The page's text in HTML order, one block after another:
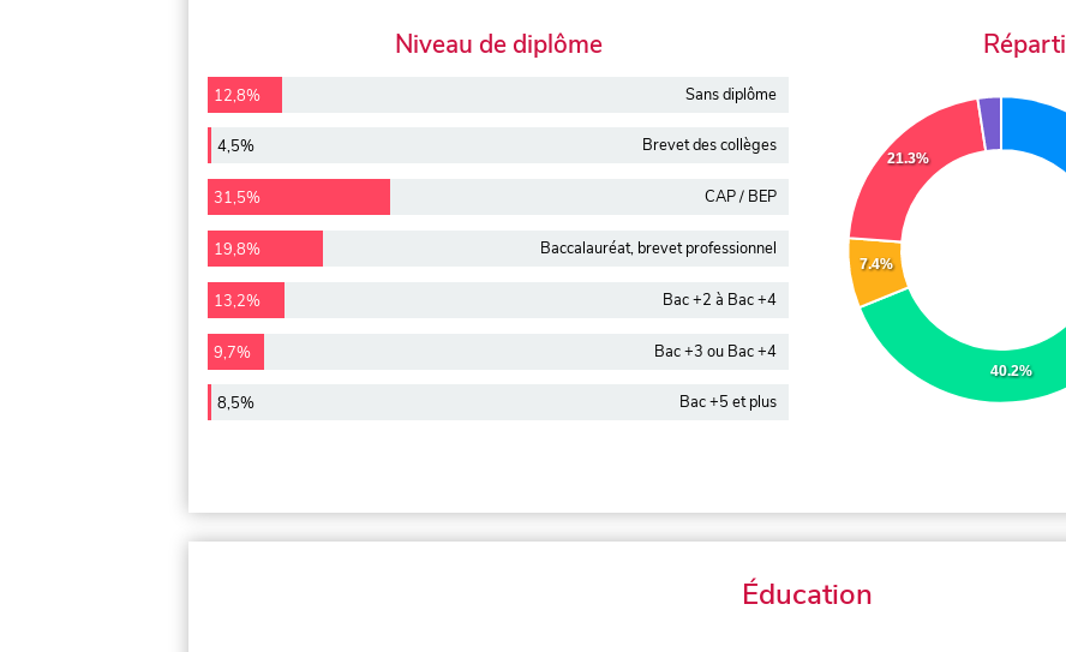
Niveau de diplôme
12,8% Sans diplôme
4,5% Brevet des collèges
31,5% CAP / BEP
19,8% Baccalauréat, brevet professionnel
13,2% Bac +2 à Bac +4
9,7% Bac +3 ou Bac +4
8,5% Bac +5 et plus
40.2%
7.4%
21.3%
Éducation